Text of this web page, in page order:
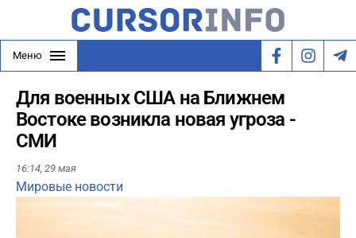
Меню
Для военных США на Ближнем
Востоке возникла новая угроза -
СМИ
16:14, 29 мая
Мировые новости